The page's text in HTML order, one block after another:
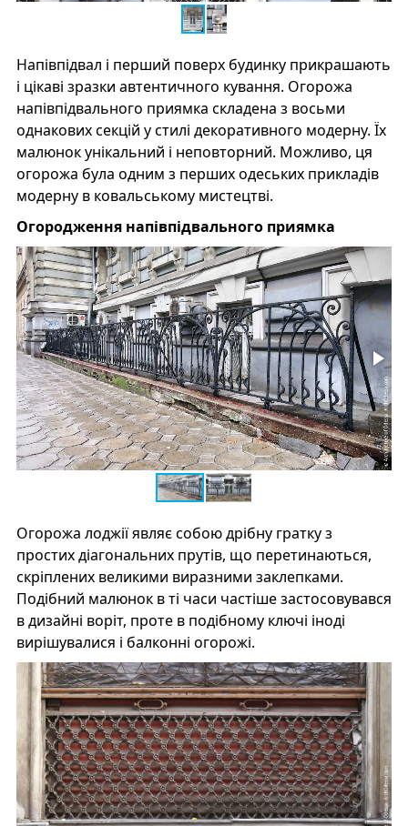
Напівпідвал і перший поверх будинку прикрашають
і цікаві зразки автентичного кування. Огорожа
напівпідвального приямка складена з восьми
однакових секцій у стилі декоративного модерну. Їх
малюнок унікальний і неповторний. Можливо, ця
огорожа була одним з перших одеських прикладів
модерну в ковальському мистецтві.
Огородження напівпідвального приямка
Огорожа лоджії являє собою дрібну гратку з
простих діагональних прутів, що перетинаються,
скріплених великими виразними заклепками.
Подібний малюнок в ті часи частіше застосовувався
в дизайні воріт, проте в подібному ключі іноді
вирішувалися і балконні огорожі.